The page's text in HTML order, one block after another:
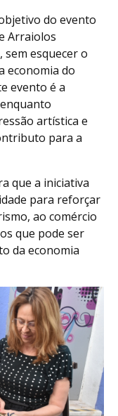
do evento
Arraiolos
esquecer o
economia do
evento é a
artística e
para a
que a iniciativa
para reforçar
ao comércio
que pode ser
da economia